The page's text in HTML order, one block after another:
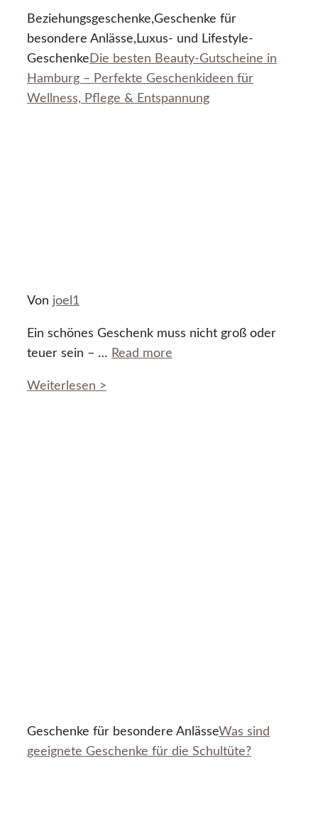
Beziehungsgeschenke,Geschenke für
besondere Anlässe,Luxus- und Lifestyle-
Geschenke Die besten Beauty-Gutscheine in
Hamburg – Perfekte Geschenkideen für
Wellness, Pflege & Entspannung
Von joel1
Ein schönes Geschenk muss nicht groß oder
teuer sein – … Read more
Weiterlesen >
Geschenke für besondere AnlässeWas sind
geeignete Geschenke für die Schultüte?